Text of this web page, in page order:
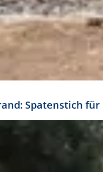
Spatenstich